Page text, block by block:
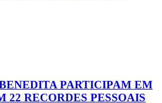
PARTICIPAM EM
22 RECORDES PESSOAIS